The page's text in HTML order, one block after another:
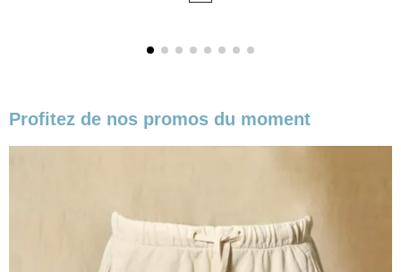
Profitez de nos promos du moment